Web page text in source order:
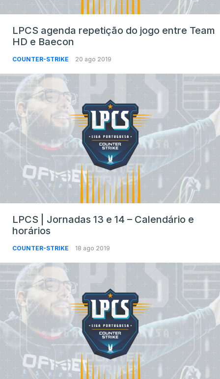
LPCS agenda repetição do jogo entre Team
HD e Baecon
COUNTER-STRIKE 20 ago 2019
LPCS | Jornadas 13 e 14 – Calendário e
horários
COUNTER-STRIKE 18 ago 2019